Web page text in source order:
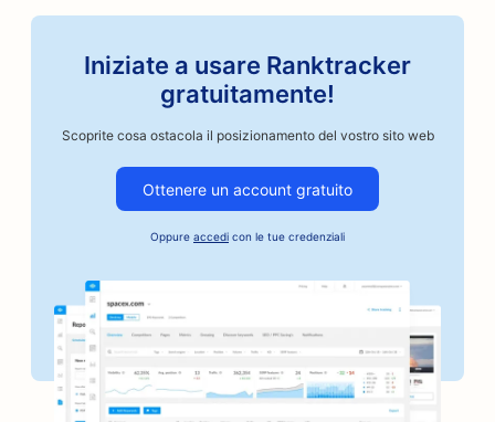
SEO per le classi d'arte
SEO per le officine di riparazione auto
SEO per i servizi di cauzione
SEO per le aziende del settore automobilistico
SEO per panifici
SEO per i barbieri
SEO per le banche
Iniziate a usare Ranktracker
gratuitamente!
Scoprite cosa ostacola il posizionamento del vostro sito web
Ottenere un account gratuito
Oppure accedi con le tue credenziali